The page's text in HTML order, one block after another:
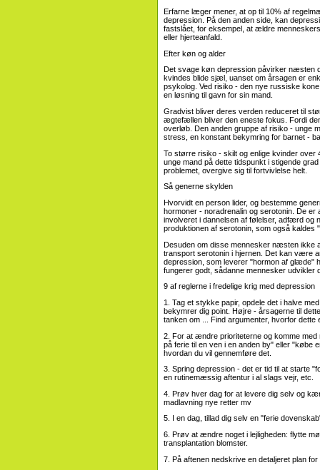
Erfarne læger mener, at op til 10% af
depression. På den anden side, kan
fastslået, for eksempel, at ældre
eller hjerteanfald.
Efter køn og alder
Det svage køn depression påvirker næsten
kvindes blide sjæl, uanset om årsagen er
psykolog. Ved risiko - den nye russiske
en løsning til gavn for sin mand.
Gradvist bliver deres verden reduceret til
ægtefællen bliver den eneste fokus. Fordi
overløb. Den anden gruppe af risiko - unge
stress, en konstant bekymring for barnet -
To større risiko - skilt og enlige kvinder over
unge mand på dette tidspunkt i stigende
problemet, overgive sig til fortvivlelse helt.
Så generne skylden
Hvorvidt en person lider, og bestemme
hormoner - noradrenalin og serotonin. De er
involveret i dannelsen af ​​følelser, adfærd og
produktionen af ​​serotonin, som også kaldes
Desuden om disse mennesker næsten ikke
transport serotonin i hjernen. Det kan være
depression, som leverer "hormon af glæde"
fungerer godt, sådanne mennesker udvikler
9 af reglerne i fredelige krig med depression
1. Tag et stykke papir, opdele det i halve
bekymrer dig point. Højre - årsagerne til
tanken om ... Find argumenter, hvorfor
2. For at ændre prioriteterne og komme
på ferie til en ven i en anden by" eller "købe
hvordan du vil gennemføre det.
3. Spring depression - det er tid til at starte
en rutinemæssig aftentur i al slags vejr, etc.
4. Prøv hver dag for at levere dig selv og
madlavning nye retter mv
5. I en dag, tillad dig selv en "ferie
6. Prøv at ændre noget i lejligheden: flytte
transplantation blomster.
7. På aftenen nedskrive en detaljeret plan